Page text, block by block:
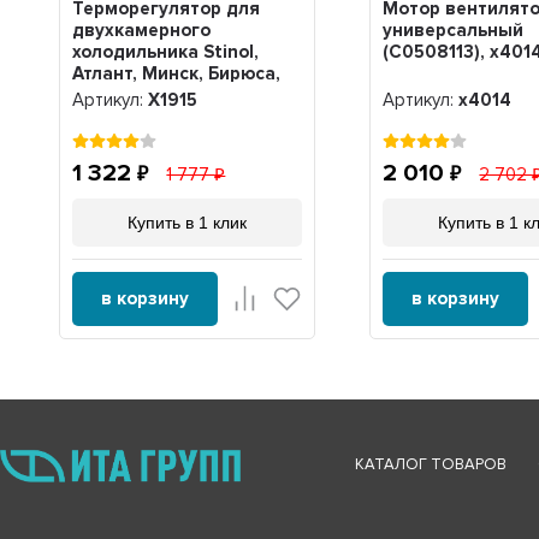
Терморегулятор для
двухкамерного
холодильника Stinol,
Атлант, Минск, Бирюса,
Beko, Ariston, Hotpoint-
Ariston, Beko, Indesit K56-
L1915, Х1915
Артикул:Х1915
1 322 1 777
Купить в 1 клик
в корзину
Мотор
универсальный
(C0508113),
Артикул:x4014
2 010 2 702
Купить в 1
в корзину
КАТАЛОГ ТОВАРОВ